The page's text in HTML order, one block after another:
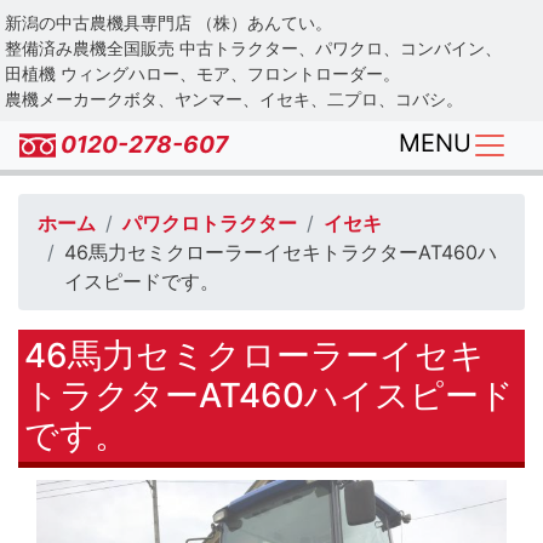
Skip
to
main
content
新潟の中古農機具専門店 （株）あんてい。
整備済み農機全国販売 中古トラクター、パワクロ、コンバイン、
田植機 ウィングハロー、モア、フロントローダー。
農機メーカークボタ、ヤンマー、イセキ、二プロ、コバシ。
0120-278-607 MENU
ホーム パワクロトラクター
イセキ
46馬力セミクローラーイセキトラクターAT460ハ
イスピードです。
46馬力セミクローラーイセキ
トラクターAT460ハイスピード
です。